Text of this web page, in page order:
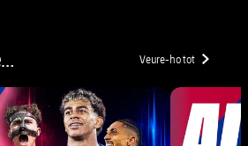
Veure-ho totchevron-right-